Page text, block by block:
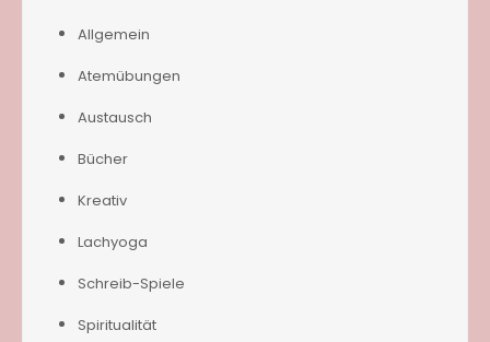
Allgemein
Atemübungen
Austausch
Bücher
Kreativ
Lachyoga
Schreib-Spiele
Spiritualität